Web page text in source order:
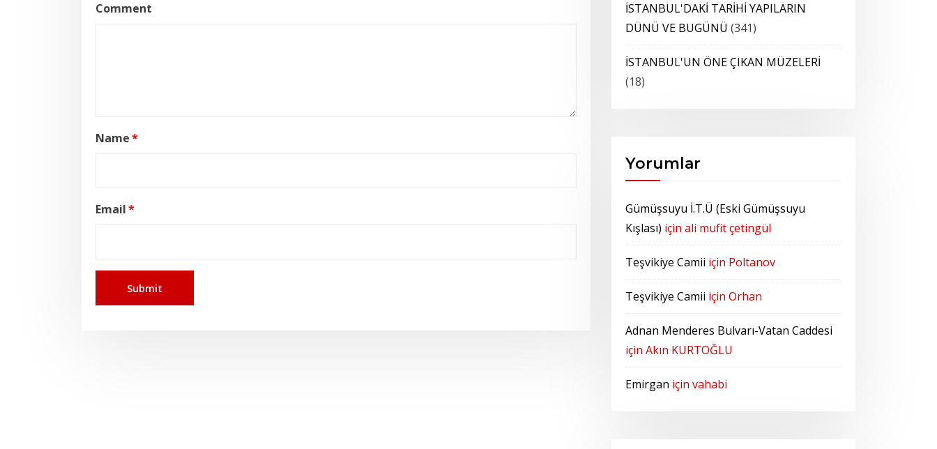
Comment
Name*
Email*
İSTANBUL'DAKİ TARİHİ YAPILARIN
DÜNÜ VE BUGÜNÜ (341)
İSTANBUL'UN ÖNE ÇIKAN MÜZELERİ
(18)
Yorumlar
Gümüşsuyu İ.T.Ü (Eski Gümüşsuyu
Kışlası) için ali mufit çetingül
Teşvikiye Camii için Poltanov
Teşvikiye Camii için Orhan
Adnan Menderes Bulvarı-Vatan Caddesi
için Akın KURTOĞLU
Emirgan için vahabi